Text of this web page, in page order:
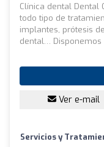
Clínica dental Dental
todo tipo de
implantes, prótesis
dental… Disponemos
Ver e-mail
Servicios y